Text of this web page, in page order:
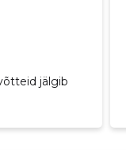
jälgib